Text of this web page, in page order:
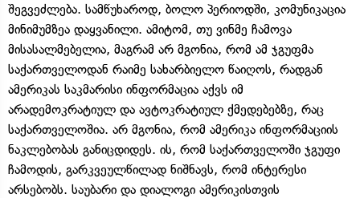
შეგვეძლება. სამწუხაროდ, ბოლო პერიოდში, კომუნიკაცია
მინიმუმზეა დაყვანილი. ამიტომ, თუ ვინმე ჩამოვა
მისასალმებელია, მაგრამ არ მგონია, რომ ამ ჯგუფმა
საქართველოდან რაიმე სახარბიელო წაიღოს, რადგან
ამერიკას საკმარისი ინფორმაცია აქვს იმ
არადემოკრატიულ და ავტოკრატიულ ქმედებებზე, რაც
საქართველოშია. არ მგონია, რომ ამერიკა ინფორმაციის
ნაკლებობას განიცდიდეს. ის, რომ საქართველოში ჯგუფი
ჩამოდის, გარკვეულწილად ნიშნავს, რომ ინტერესი
არსებობს. საუბარი და დიალოგი ამერიკისთვის